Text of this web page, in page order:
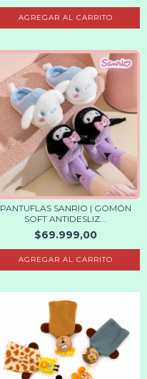
AGREGAR AL CARRITO
PANTUFLAS SANRIO | GOMÓN
SOFT ANTIDESLIZ...
$69.999,00
AGREGAR AL CARRITO